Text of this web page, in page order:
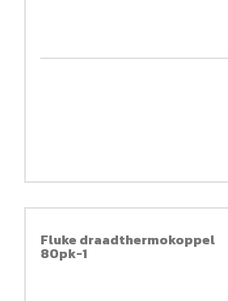
Fluke draadthermokoppel
80pk-1